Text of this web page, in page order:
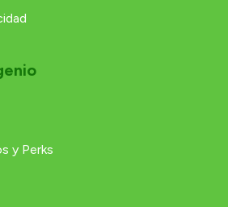
y Perks